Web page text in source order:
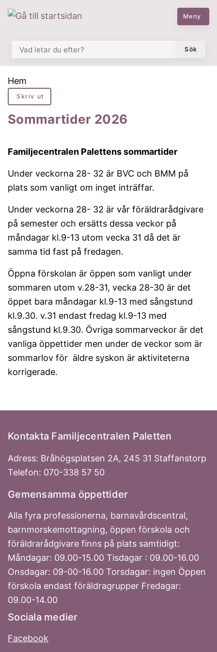
till innehåll
till huvudmeny Meny
Sök
Du är här:
Hem
Skriv ut
Sommartider 2026
Familjecentralen Palettens sommartider
Under veckorna 28- 32 är BVC och BMM på
plats som vanligt om inget inträffar.
Under veckorna 28- 32 är vår föräldrarådgivare
på semester och ersätts dessa veckor på
måndagar kl.9-13 utom vecka 31 då det är
samma tid fast på fredagen.
Öppna förskolan är öppen som vanligt under
sommaren utom v.28-31, vecka 28-30 är det
öppet bara måndagar kl.9-13 med sångstund
kl.9.30. v.31 endast fredag kl.9-13 med
sångstund kl.9.30. Övriga sommarveckor är det
vanliga öppettider men under de veckor som är
sommarlov för äldre syskon är aktiviteterna
korrigerade.
Kontakta Familjecentralen Paletten
Adress: Bråhögsplatsen 2A, 245 31 Staffanstorp
Telefon: 070-338 57 50
Gemensamma öppettider
Alla fyra professionerna, barnavårdscentral,
barnmorskemottagning, öppen förskola och
föräldrarådgivare finns på plats samtidigt:
Måndagar: 09.00-15.00 Tisdagar : 09.00-16.00
Onsdagar: 09-00-16.00 Torsdagar: ingen Öppen
förskola endast föräldragrupper Fredagar:
09.00-14.00
Sociala medier
Facebook